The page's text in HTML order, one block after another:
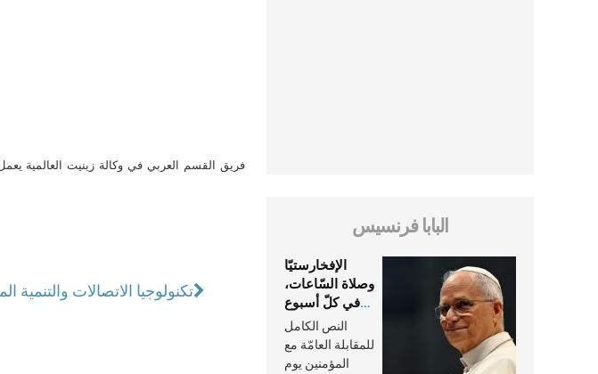
فريق القسم العربي في وكالة زينيت العالمية
تكنولوجيا الاتصالات
البابا فرنسيس
الإفخارستيّا
وصلاة السّاعات،
في كلّ أسبوع
وكلّ يوم، هما
النَّفَس في حياة
الكنيسة
النص الكامل
للمقابلة العامّة مع
المؤمنين يوم